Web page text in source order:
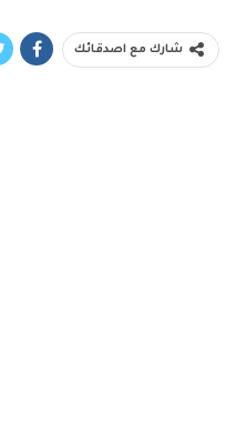
شارك مع اصدقائك